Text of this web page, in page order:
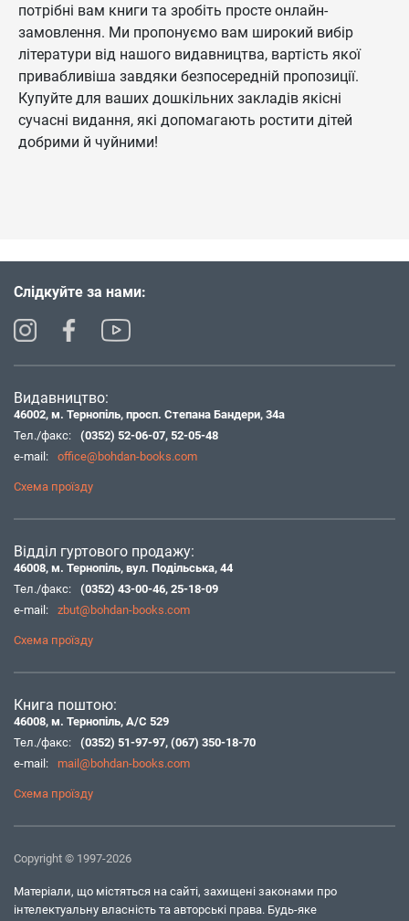
потрібні вам книги та зробіть просте онлайн-
замовлення. Ми пропонуємо вам широкий вибір
літератури від нашого видавництва, вартість якої
привабливіша завдяки безпосередній пропозиції.
Купуйте для ваших дошкільних закладів якісні
сучасні видання, які допомагають ростити дітей
добрими й чуйними!
Слідкуйте за нами:
Видавництво:
46002, м. Тернопіль, просп. Степана Бандери, 34а
Тел./факс:
(0352) 52-06-07, 52-05-48
e-mail:
office@bohdan-books.com
Схема проїзду
Відділ гуртового продажу:
46008, м. Тернопіль, вул. Подільська, 44
Тел./факс:
(0352) 43-00-46, 25-18-09
e-mail:
zbut@bohdan-books.com
Схема проїзду
Книга поштою:
46008, м. Тернопіль, А/С 529
Тел./факс:
(0352) 51-97-97, (067) 350-18-70
e-mail:
mail@bohdan-books.com
Схема проїзду
Copyright © 1997-2026
Матеріали, що містяться на сайті, захищені законами про
інтелектуальну власність та авторські права. Будь-яке